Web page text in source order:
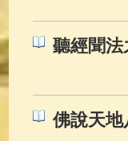
聽經聞法
佛說天地